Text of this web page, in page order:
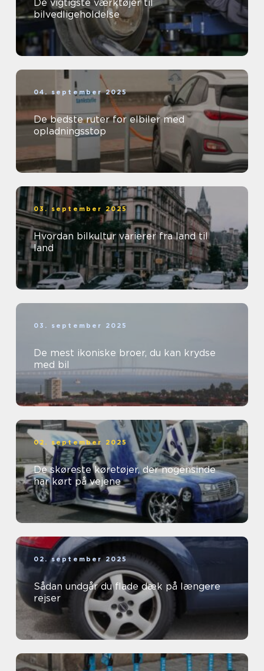
De vigtigste værktøjer til
bilvedligeholdelse
04. september 2025
De bedste ruter for elbiler med
opladningsstop
03. september 2025
Hvordan bilkultur varierer fra land til
land
03. september 2025
De mest ikoniske broer, du kan krydse
med bil
02. september 2025
De skøreste køretøjer, der nogensinde
har kørt på vejene
02. september 2025
Sådan undgår du flade dæk på længere
rejser